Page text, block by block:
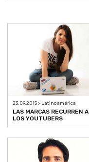
23.09.2015 > Latinoamérica
LAS MARCAS RECURREN A
LOS YOUTUBERS